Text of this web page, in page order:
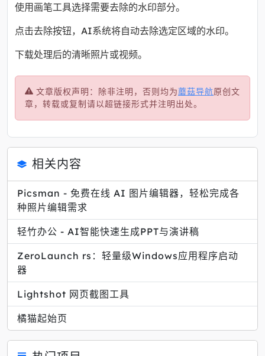
使用画笔工具选择需要去除的水印部分。
点击去除按钮，AI系统将自动去除选定区域的水印。
下载处理后的清晰照片或视频。
文章版权声明：除非注明，否则均为蘑菇导航原创文
章，转载或复制请以超链接形式并注明出处。
相关内容
Picsman - 免费在线 AI 图片编辑器，轻松完成各
种照片编辑需求
轻竹办公 - AI智能快速生成PPT与演讲稿
ZeroLaunch rs：轻量级Windows应用程序启动
器
Lightshot 网页截图工具
橘猫起始页